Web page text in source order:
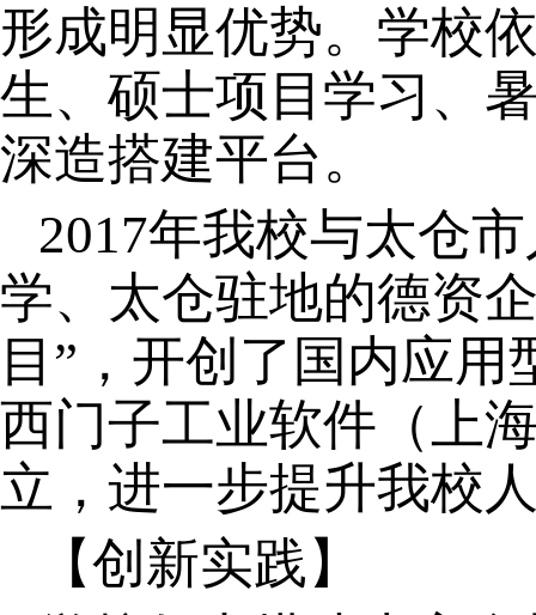
形成明显优势。学校
生、硕士项目学习、
深造搭建平台。
2017年我校与太仓
学、太仓驻地的德资
目”，开创了国内应
西门子工业软件（上
立，进一步提升我校
【创新实践】